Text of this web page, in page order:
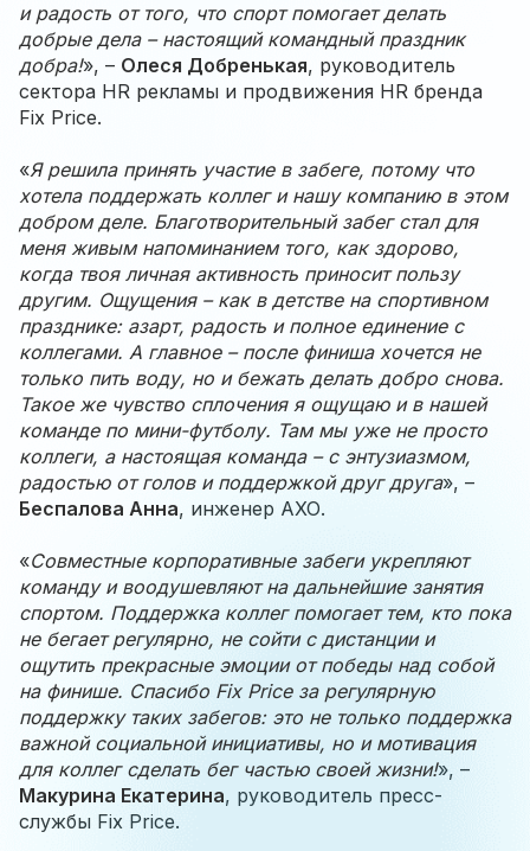
и радость от того, что спорт помогает делать
добрые дела – настоящий командный праздник
добра!», – Олеся Добренькая, руководитель
сектора HR рекламы и продвижения HR бренда
Fix Price.
«Я решила принять участие в забеге, потому что
хотела поддержать коллег и нашу компанию в этом
добром деле. Благотворительный забег стал для
меня живым напоминанием того, как здорово,
когда твоя личная активность приносит пользу
другим. Ощущения – как в детстве на спортивном
празднике: азарт, радость и полное единение с
коллегами. А главное – после финиша хочется не
только пить воду, но и бежать делать добро снова.
Такое же чувство сплочения я ощущаю и в нашей
команде по мини-футболу. Там мы уже не просто
коллеги, а настоящая команда – с энтузиазмом,
радостью от голов и поддержкой друг друга», –
Беспалова Анна, инженер АХО.
«Совместные корпоративные забеги укрепляют
команду и воодушевляют на дальнейшие занятия
спортом. Поддержка коллег помогает тем, кто пока
не бегает регулярно, не сойти с дистанции и
ощутить прекрасные эмоции от победы над собой
на финише. Спасибо Fix Price за регулярную
поддержку таких забегов: это не только поддержка
важной социальной инициативы, но и мотивация
для коллег сделать бег частью своей жизни!», –
Макурина Екатерина, руководитель пресс-
службы Fix Price.